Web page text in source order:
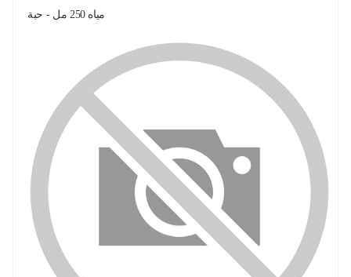
مياه 250 مل - حبة